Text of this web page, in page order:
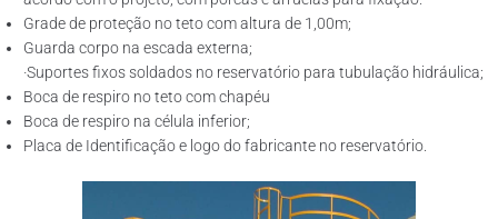
Grade de proteção no teto com altura de 1,00m;
Guarda corpo na escada externa;
·Suportes fixos soldados no reservatório para tubulação hidráulica;
Boca de respiro no teto com chapéu
Boca de respiro na célula inferior;
Placa de Identificação e logo do fabricante no reservatório.